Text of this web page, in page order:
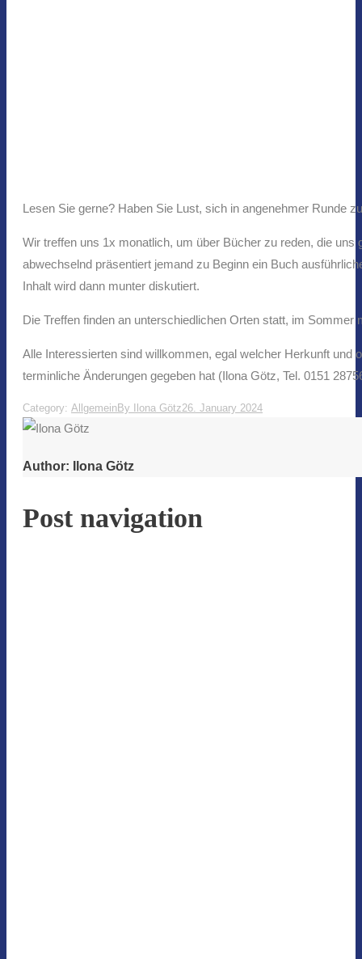
Lesen Sie gerne? Haben Sie Lust, sich in angenehmer Runde
Wir treffen uns 1x monatlich, um über Bücher zu reden, die
abwechselnd präsentiert jemand zu Beginn ein Buch
Inhalt wird dann munter diskutiert.
Die Treffen finden an unterschiedlichen Orten statt, im Sommer
Alle Interessierten sind willkommen, egal welcher Herkunft und
terminliche Änderungen gegeben hat (Ilona Götz, Tel. 0151
Category: AllgemeinBy Ilona Götz26. January 2024
Author: Ilona Götz
Post navigation